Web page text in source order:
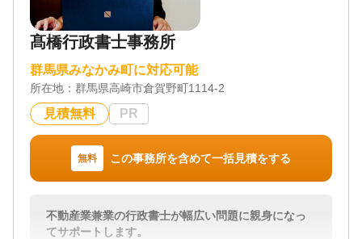
遺言書 / 遺産分割 / 相続財産調査 / 相続税申告 / 相続
手続き / 銀行手続き / 戸籍収集 / 事業承継 / 相続人調
査 / 生前贈与（不動産名義変更）
髙橋行政書士事務所
群馬県みなかみ町に対応可能
所在地： 群馬県高崎市倉賀野町1114-2
見積無料 PR
無料 この事務所を含めて一括見積をする
不動産業兼業の行政書士が幅広い問題に親身になっ
てサポートします。